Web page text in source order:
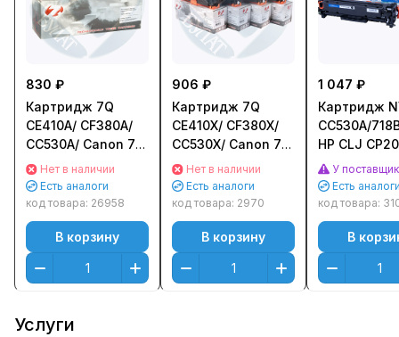
830 ₽
Картридж 7Q
CE410A/ CF380A/
CC530A/ Canon 718
для HP CLJ Pro
300 Color M351/
M476/ CP2025,
Canon LBP7200,
MF8330/ 8350
(2400стр.) Черный
(Black)
Нет в наличии
Есть аналоги
код товара: 26958
В корзину
906 ₽
Картридж 7Q
CE410X/ CF380X/
CC530X/ Canon 718
для HP CLJ Pro
300 Color M351/
M476/ CP2025,
Canon LBP7200,
MF8330/ 8350
(4400стр.) Черный
(Black)
Нет в наличии
Есть аналоги
код товара: 2970
В корзину
1 047 ₽
Картридж
CC530A/
HP CLJ
CM2320,
MF8330C/
(3500стр.)
(Black) NV-
CC530A/
У
Есть
код товара:
В
Услуги